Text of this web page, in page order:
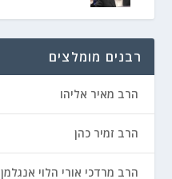
רבנים מומלצים
הרב מאיר אליהו
הרב זמיר כהן
הרב מרדכי אורי הלוי אנגלמן